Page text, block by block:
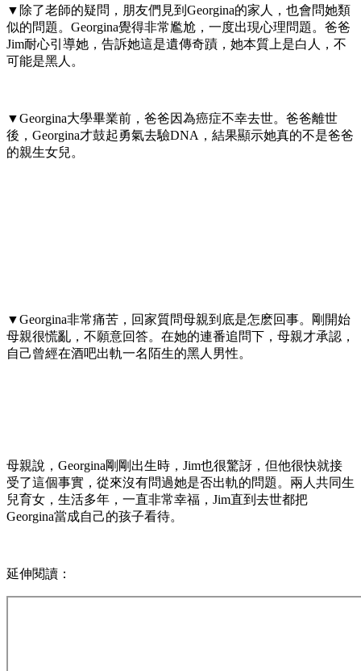
▼除了老師的疑問，朋友們見到Georgina的家人，也會問她類
似的問題。Georgina覺得非常尷尬，一度出現心理問題。爸爸
Jim耐心引導她，告訴她這是遺傳奇蹟，她本質上是白人，不
可能是黑人。
▼Georgina大學畢業前，爸爸因為癌症不幸去世。爸爸離世
後，Georgina才鼓起勇氣去驗DNA，結果顯示她真的不是爸爸
的親生女兒。
▼Georgina非常痛苦，回家質問母親到底是怎麽回事。剛開始
母親很慌亂，不願意回答。在她的連番追問下，母親才承認，
自己曾經在酒吧出軌一名陌生的黑人男性。
母親說，Georgina剛剛出生時，Jim也很驚訝，但他很快就接
受了這個事實，從來沒有問過她是否出軌的問題。兩人共同生
兒育女，生活多年，一直非常幸福，Jim直到去世都把
Georgina當成自己的孩子看待。
延伸閱讀：